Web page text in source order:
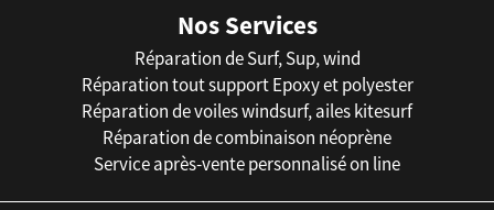
Nos Services
Réparation de Surf, Sup, wind
Réparation tout support Epoxy et polyester
Réparation de voiles windsurf, ailes kitesurf
Réparation de combinaison néoprène
Service après-vente personnalisé on line